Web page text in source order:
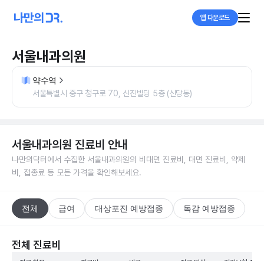
앱 다운로드
서울내과의원
약수역
서울특별시 중구 청구로 70, 신진빌딩 5층 (신당동)
서울내과의원 진료비 안내
나만의닥터에서 수집한 서울내과의원의 비대면 진료비, 대면 진료비, 약제
비, 접종료 등 모든 가격을 확인해보세요.
전체 급여 대상포진 예방접종 독감 예방접종
전체 진료비